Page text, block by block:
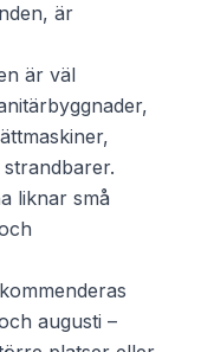
är
är väl
liknar små
augusti –